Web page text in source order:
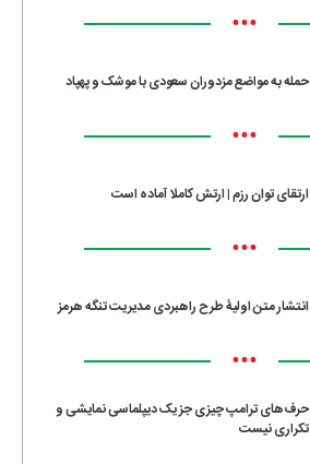
•••
حمله به مواضع مزدوران سعودی با موشک و پهپاد
•••
ارتقای توان رزم | ارتش کاملا آماده است
•••
انتشار متن اولیۀ طرح راهبردی مدیریت تنگه هرمز
•••
حرف‌های ترامپ چیزی جز یک دیپلماسی نمایشی و
تکراری نیست